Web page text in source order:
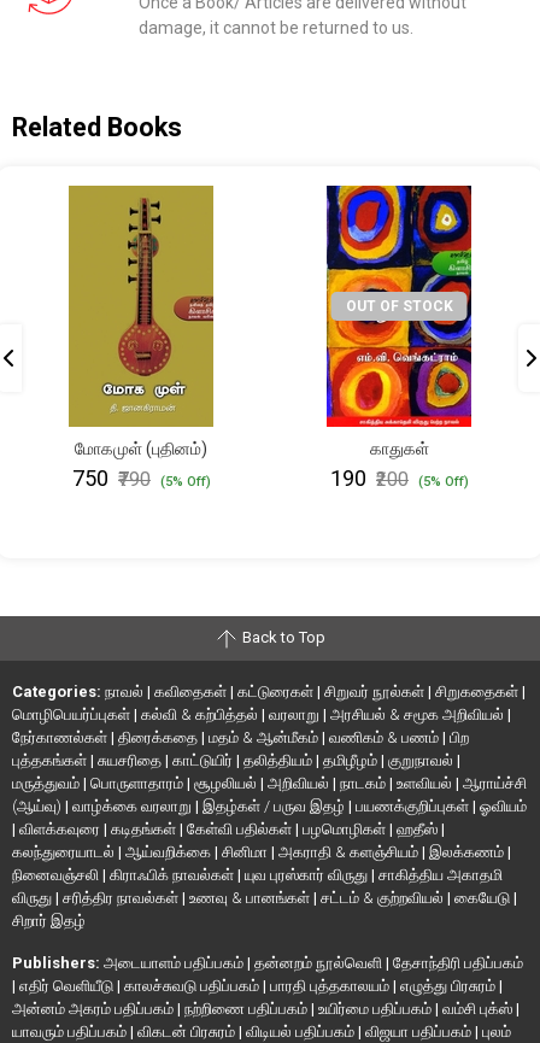
damage, it cannot be returned to us.
Related Books
மோகமுள் (புதினம்)
₹750 ₹790 (5% Off)
OUT OF STOCK
காதுகள்
₹190 ₹200 (5% Off)
Back to Top
Categories: நாவல் | கவிதைகள் | கட்டுரைகள் | சிறுவர் நூல்கள் | சிறுகதைகள் |
மொழிபெயர்ப்புகள் | கல்வி & கற்பித்தல் | வரலாறு | அரசியல் & சமூக அறிவியல் |
நேர்காணல்கள் | திரைக்கதை | மதம் & ஆன்மீகம் | வணிகம் & பணம் | பிற
புத்தகங்கள் | சுயசரிதை | காட்டுயிர் | தலித்தியம் | தமிழீழம் | குறுநாவல் |
மருத்துவம் | பொருளாதாரம் | சூழலியல் | அறிவியல் | நாடகம் | உளவியல் | ஆராய்ச்சி
(ஆய்வு) | வாழ்க்கை வரலாறு | இதழ்கள் / பருவ இதழ் | பயணக்குறிப்புகள் | ஓவியம்
| விளக்கவுரை | கடிதங்கள் | கேள்வி பதில்கள் | பழமொழிகள் | ஹதீஸ் |
கலந்துரையாடல் | ஆய்வறிக்கை | சினிமா | அகராதி & களஞ்சியம் | இலக்கணம் |
நினைவஞ்சலி | கிராஃபிக் நாவல்கள் | யுவ புரஸ்கார் விருது | சாகித்திய அகாதமி
விருது | சரித்திர நாவல்கள் | உணவு & பானங்கள் | சட்டம் & குற்றவியல் | கையேடு |
சிறார் இதழ்
Publishers: அடையாளம் பதிப்பகம் | தன்னறம் நூல்வெளி | தேசாந்திரி பதிப்பகம்
| எதிர் வெளியீடு | காலச்சுவடு பதிப்பகம் | பாரதி புத்தகாலயம் | எழுத்து பிரசுரம் |
அன்னம் அகரம் பதிப்பகம் | நற்றிணை பதிப்பகம் | உயிர்மை பதிப்பகம் | வம்சி புக்ஸ் |
யாவரும் பதிப்பகம் | விகடன் பிரசுரம் | விடியல் பதிப்பகம் | விஜயா பதிப்பகம் | புலம்